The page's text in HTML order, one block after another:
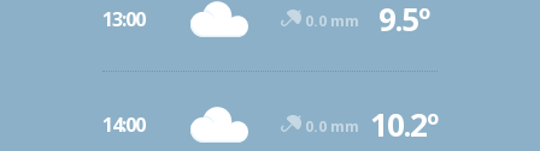
13:00 0.0 mm 9.5º
14:00 0.0 mm 10.2º